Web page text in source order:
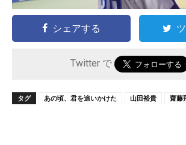
シェアする
Twitter で
タグ あの頃、君を追いかけた 山田裕貴 齋藤